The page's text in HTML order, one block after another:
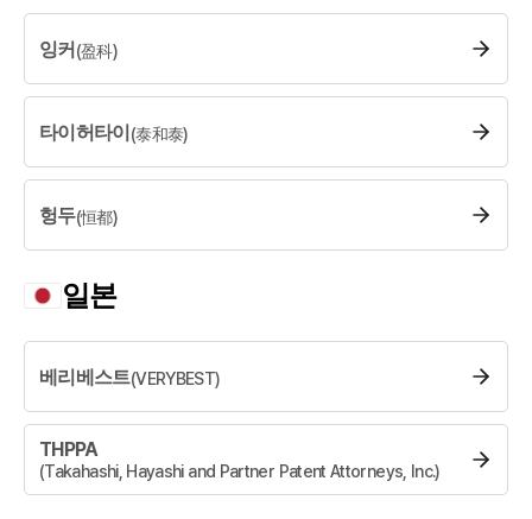
잉커(盈科)
타이허타이(泰和泰)
헝두(恒都)
일본
베리베스트(VERYBEST)
THPPA
(Takahashi, Hayashi and Partner Patent Attorneys, Inc.)